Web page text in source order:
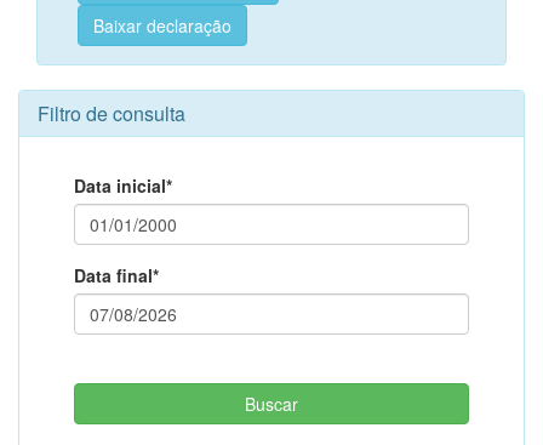
Baixar declaração
Filtro de consulta
Data inicial*
Data final*